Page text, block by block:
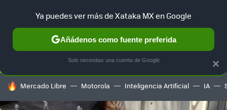
SELECCIÓN GAMING HOME AUTO TERRITORIO
HOY SE HABLA DE
Mercado Libre Motorola Inteligencia Artificial IA
×
Ya puedes ver más de Xataka MX en Google
Añádenos como fuente preferida
Solo necesitas una cuenta de Google